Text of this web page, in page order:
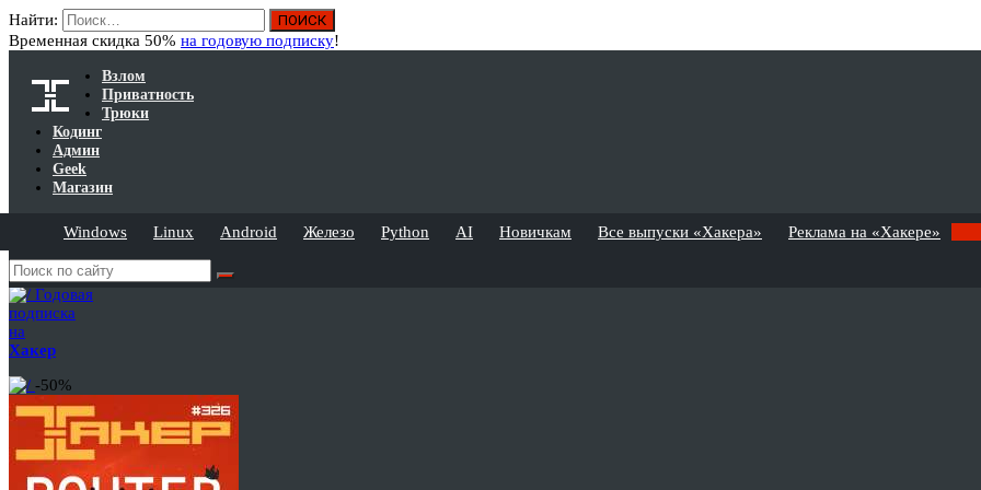
Найти:
Временная скидка 50% на годовую подписку!
Взлом
Приватность
Трюки
Кодинг
Админ
Geek
Магазин
Windows Linux Android Железо Python AI Новичкам Все выпуски «Хакера» Реклама на «Хакере»
Годовая
подписка
на
Хакер
-50%